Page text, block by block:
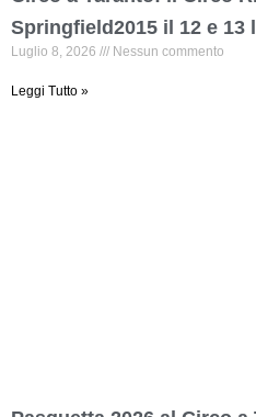
Springfield2015 il 12 e 13
Luglio 8, 2026 Nessun commento
Leggi Tutto »